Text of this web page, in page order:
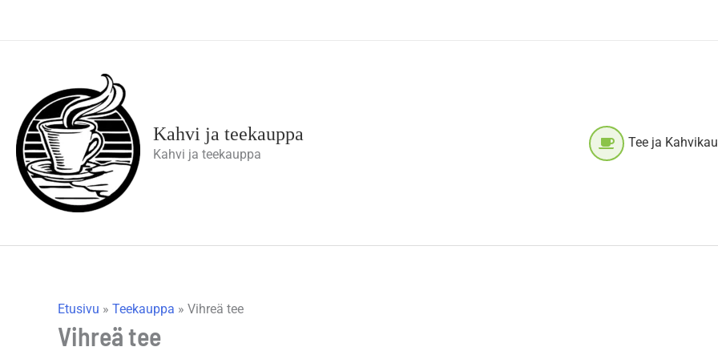
Kahvi ja teekauppa
Kahvi ja teekauppa
Tee ja
Etusivu » Teekauppa » Vihreä tee
Vihreä tee